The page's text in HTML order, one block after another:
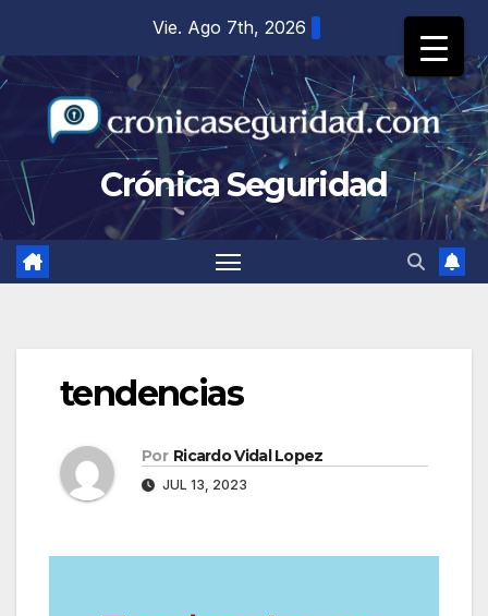
contenido
Vie. Ago 7th, 2026
Crónica Seguridad
tendencias
Por Ricardo Vidal Lopez
JUL 13, 2023